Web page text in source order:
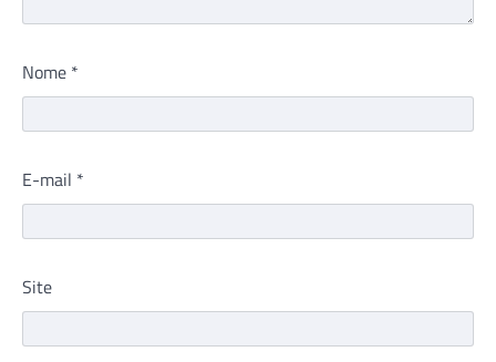
Nome *
E-mail *
Site